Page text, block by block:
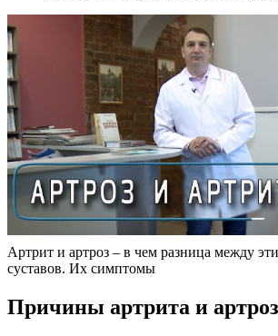
Артрит и артроз – в чем разница между
суставов. Их симптомы
Причины артрита и